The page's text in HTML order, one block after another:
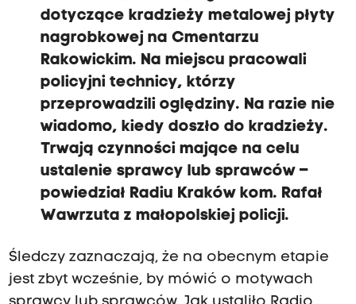
dotyczące kradzieży metalowej płyty
nagrobkowej na Cmentarzu
Rakowickim. Na miejscu pracowali
policyjni technicy, którzy
przeprowadzili oględziny. Na razie nie
wiadomo, kiedy doszło do kradzieży.
Trwają czynności mające na celu
ustalenie sprawcy lub sprawców –
powiedział Radiu Kraków kom. Rafał
Wawrzuta z małopolskiej policji.
Śledczy zaznaczają, że na obecnym etapie
jest zbyt wcześnie, by mówić o motywach